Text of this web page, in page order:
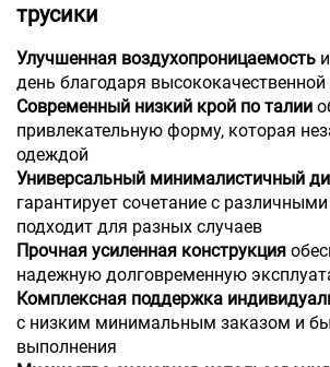
трусики
Улучшенная воздухопроницаемость
день благодаря
Современный низкий крой по талии
привлекательную форму, которая
одеждой
Универсальный минималистичный
гарантирует сочетание с
подходит для разных случаев
Прочная усиленная конструкция
надежную долговременную
Комплексная поддержка
с низким минимальным заказом и
выполнения